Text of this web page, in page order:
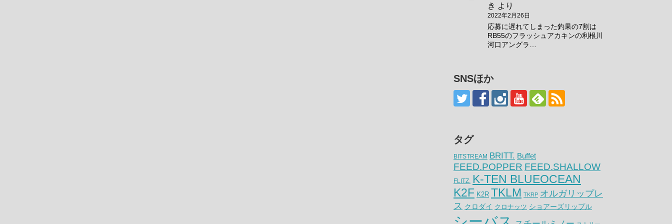
き より
2022年2月26日
応募に遅れてしまった釣果の7割は
RB55のフラッシュアカキンの利根川
河口アングラ…
SNSほか
タグ
BITSTREAM BRITT. Buffet
FEED.POPPER FEED.SHALLOW
FLITZ. K-TEN BLUEOCEAN
K2F K2R TKLM TKRP オルガリップレ
ス クロダイ クロナッツ ショアーズリップル